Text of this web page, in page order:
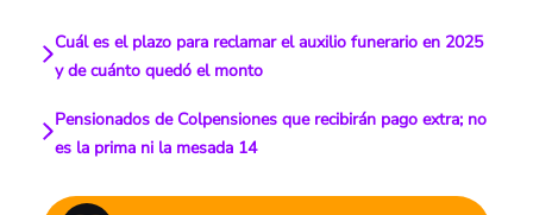
Cuál es el plazo para reclamar el auxilio funerario en 2025
y de cuánto quedó el monto
Pensionados de Colpensiones que recibirán pago extra; no
es la prima ni la mesada 14